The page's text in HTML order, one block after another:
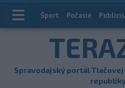
Index
Šport Počasie
Spravodajský portál